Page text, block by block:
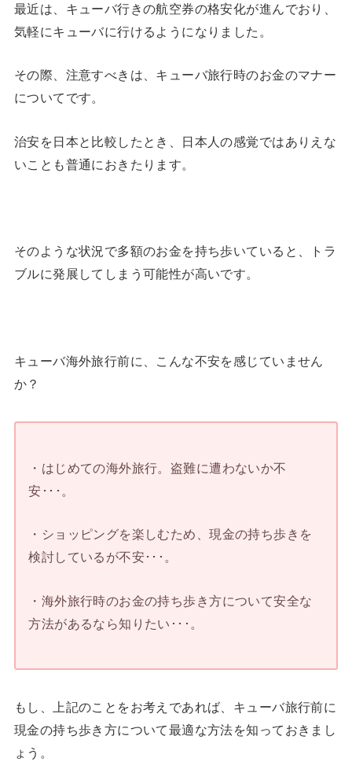
最近は、キューバ行きの航空券の格安化が進んでおり、
気軽にキューバに行けるようになりました。
その際、注意すべきは、キューバ旅行時のお金のマナー
についてです。
治安を日本と比較したとき、日本人の感覚ではありえな
いことも普通におきたります。
そのような状況で多額のお金を持ち歩いていると、トラ
ブルに発展してしまう可能性が高いです。
キューバ海外旅行前に、こんな不安を感じていません
か？
・はじめての海外旅行。盗難に遭わないか不
安･･･。
・ショッピングを楽しむため、現金の持ち歩きを
検討しているが不安･･･。
・海外旅行時のお金の持ち歩き方について安全な
方法があるなら知りたい･･･。
もし、上記のことをお考えであれば、キューバ旅行前に
現金の持ち歩き方について最適な方法を知っておきまし
ょう。